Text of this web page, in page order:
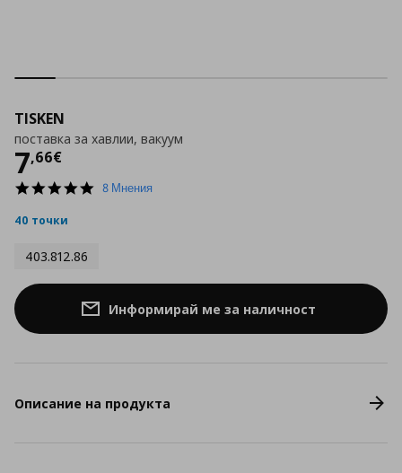
TISKEN
поставка за хавлии, вакуум
7,66€
Цена
4.9
8 Мнения
40 точки
403.812.86
Информирай ме за наличност
Описание на продукта